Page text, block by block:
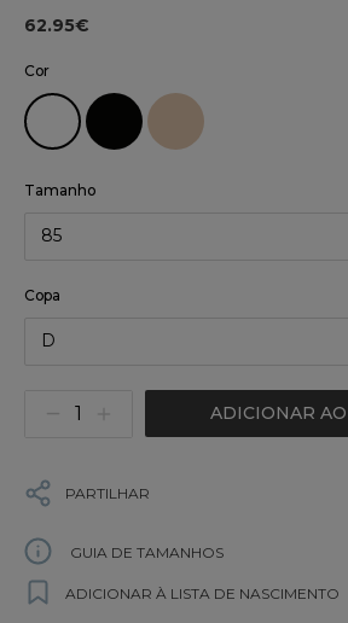
62.95€
Cor
Tamanho
85
Copa
D
ADICIONAR
PARTILHAR
GUIA DE TAMANHOS
ADICIONAR À LISTA DE NASCIMENTO